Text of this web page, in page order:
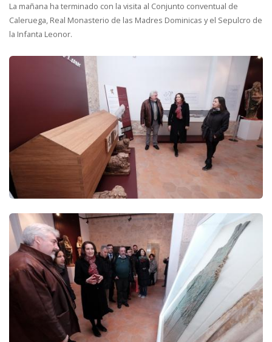
La mañana ha terminado con la visita al Conjunto conventual de
Caleruega, Real Monasterio de las Madres Dominicas y el Sepulcro de
la Infanta Leonor.